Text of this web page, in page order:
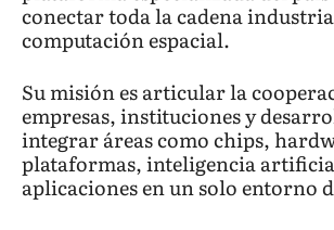
conectar toda la cadena
computación espacial.
Su misión es articular la
empresas, instituciones y
integrar áreas como chips,
plataformas, inteligencia
aplicaciones en un solo entorno